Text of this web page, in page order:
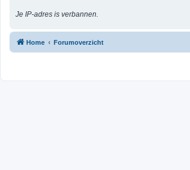
Je IP-adres is verbannen.
Home Forumoverzicht